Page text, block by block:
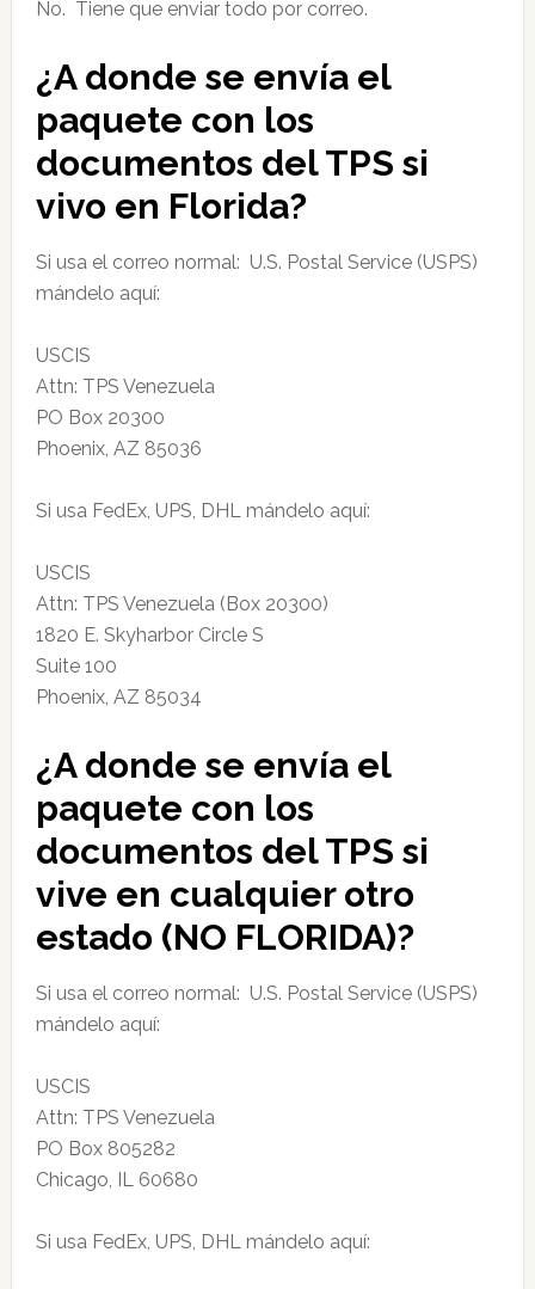
No. Tiene que enviar todo por correo.
¿A donde se envía el
paquete con los
documentos del TPS si
vivo en Florida?
Si usa el correo normal: U.S. Postal Service (USPS)
mándelo aquí:
USCIS
Attn: TPS Venezuela
PO Box 20300
Phoenix, AZ 85036
Si usa FedEx, UPS, DHL mándelo aquí:
USCIS
Attn: TPS Venezuela (Box 20300)
1820 E. Skyharbor Circle S
Suite 100
Phoenix, AZ 85034
¿A donde se envía el
paquete con los
documentos del TPS si
vive en cualquier otro
estado (NO FLORIDA)?
Si usa el correo normal: U.S. Postal Service (USPS)
mándelo aquí:
USCIS
Attn: TPS Venezuela
PO Box 805282
Chicago, IL 60680
Si usa FedEx, UPS, DHL mándelo aquí: